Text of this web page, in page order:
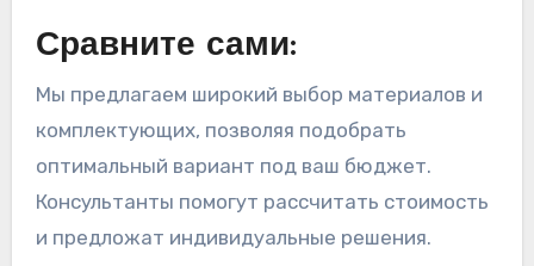
Сравните сами:
Мы предлагаем широкий выбор материалов и
комплектующих, позволяя подобрать
оптимальный вариант под ваш бюджет.
Консультанты помогут рассчитать стоимость
и предложат индивидуальные решения.